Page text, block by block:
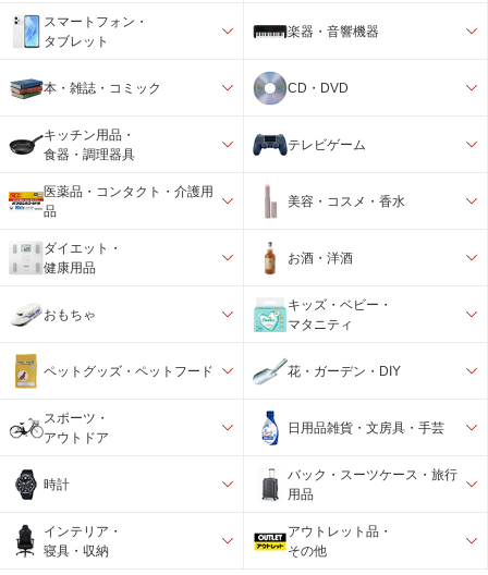
スマートフォン・
タブレット
楽器・音響機器
本・雑誌・コミック CD・DVD
キッチン用品・
食器・調理器具
テレビゲーム
医薬品・コンタクト・介護用
品
美容・コスメ・香水
ダイエット・
健康用品
お酒・洋酒
おもちゃ
キッズ・ベビー・
マタニティ
ペットグッズ・ペットフード 花・ガーデン・DIY
スポーツ・
アウトドア
日用品雑貨・文房具・手芸
時計
バック・スーツケース・旅行
用品
インテリア・
寝具・収納
アウトレット品・
その他